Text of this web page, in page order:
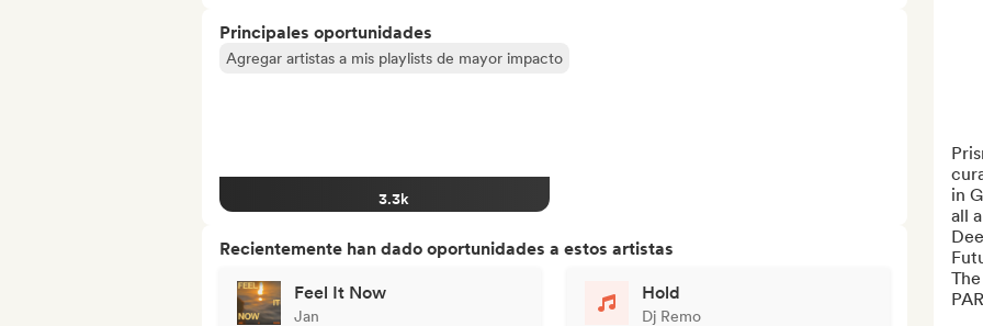
Principales oportunidades
Agregar artistas a mis playlists de mayor impacto
3.3k
Recientemente han dado oportunidades a estos artistas
Feel It Now
Jan
Hold
Dj Remo
in
all